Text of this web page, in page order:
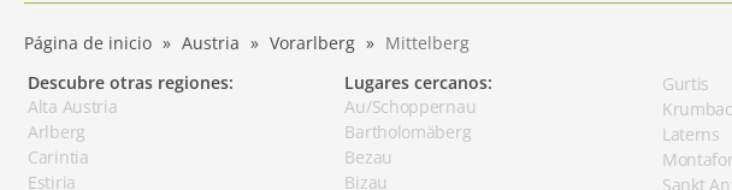
Página de inicio Austria Vorarlberg
Mittelberg
Descubre otras regiones:
Alta Austria
Arlberg
Carintia
Estiria
Lugares cercanos:
Au/Schoppernau
Bartholomäberg
Bezau
Bizau
Gurtis
Laterns
Sankt